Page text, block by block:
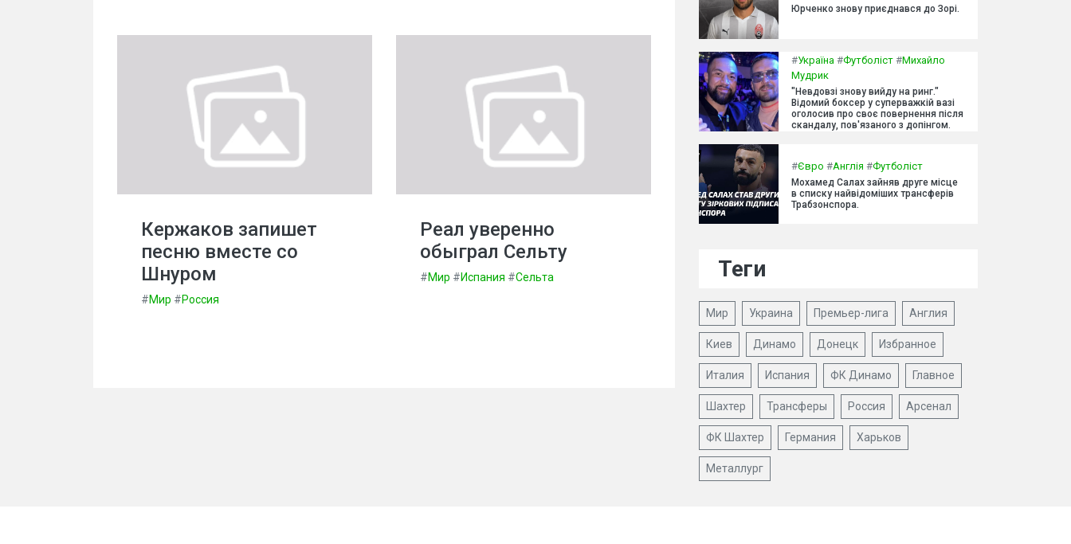
Кержаков запишет
песню вместе со
Шнуром
#Мир #Россия
Реал уверенно
обыграл Сельту
#Мир #Испания #Сельта
Юрченко знову приєднався до Зорі.
#Україна #Футболіст #Михайло
Мудрик
"Невдовзі знову вийду на ринг."
Відомий боксер у суперважкій вазі
оголосив про своє повернення після
скандалу, пов'язаного з допінгом.
#Євро #Англія #Футболіст
Мохамед Салах зайняв друге місце
в списку найвідоміших трансферів
Трабзонспора.
Теги
Мир Украина Премьер-лига Англия
Киев Динамо Донецк Избранное
Италия Испания ФК Динамо Главное
Шахтер Трансферы Россия Арсенал
ФК Шахтер Германия Харьков
Металлург